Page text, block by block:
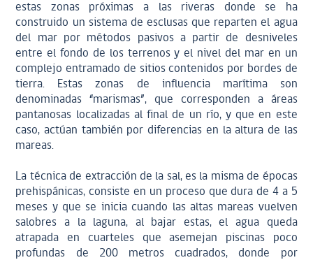
estas zonas próximas a las riveras donde se ha
construido un sistema de esclusas que reparten el agua
del mar por métodos pasivos a partir de desniveles
entre el fondo de los terrenos y el nivel del mar en un
complejo entramado de sitios contenidos por bordes de
tierra. Estas zonas de influencia marítima son
denominadas “marismas”, que corresponden a áreas
pantanosas localizadas al final de un río, y que en este
caso, actúan también por diferencias en la altura de las
mareas.
La técnica de extracción de la sal, es la misma de épocas
prehispánicas, consiste en un proceso que dura de 4 a 5
meses y que se inicia cuando las altas mareas vuelven
salobres a la laguna, al bajar estas, el agua queda
atrapada en cuarteles que asemejan piscinas poco
profundas de 200 metros cuadrados, donde por